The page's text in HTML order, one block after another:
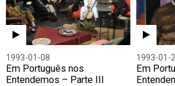
1993-01-08
Em Português nos
Entendemos – Parte III
1993-01-
Em